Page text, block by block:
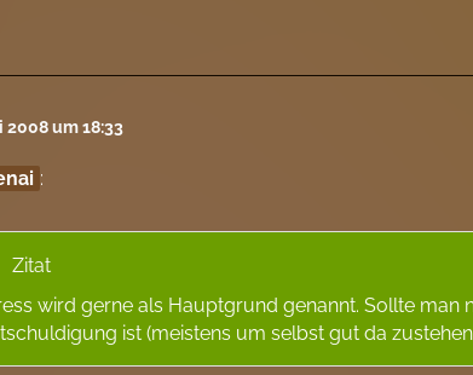
2008 um 18:33
:
Zitat
wird gerne als Hauptgrund genannt. Sollte man
ist (meistens um selbst gut da